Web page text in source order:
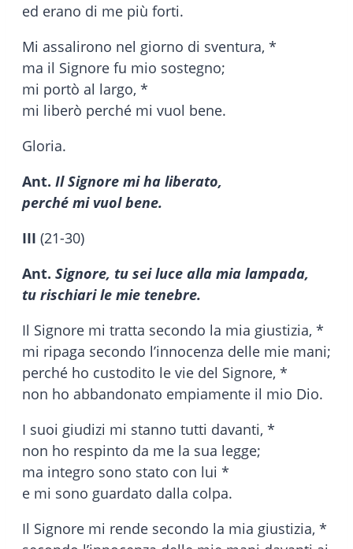
ed erano di me più forti.
Mi assalirono nel giorno di sventura, *
ma il Signore fu mio sostegno;
mi portò al largo, *
mi liberò perché mi vuol bene.
Gloria.
Ant. Il Signore mi ha liberato,
perché mi vuol bene.
III (21-30)
Ant. Signore, tu sei luce alla mia lampada,
tu rischiari le mie tenebre.
Il Signore mi tratta secondo la mia giustizia, *
mi ripaga secondo l’innocenza delle mie mani;
perché ho custodito le vie del Signore, *
non ho abbandonato empiamente il mio Dio.
I suoi giudizi mi stanno tutti davanti, *
non ho respinto da me la sua legge;
ma integro sono stato con lui *
e mi sono guardato dalla colpa.
Il Signore mi rende secondo la mia giustizia, *